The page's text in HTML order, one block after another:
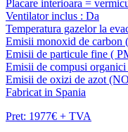
Placare interioara =
Ventilator inclus : Da
Temperatura gazelor la
Emisii monoxid de carbon
Emisii de particule fine (
Emisii de compusi
Emisii de oxizi de azot
Fabricat in Spania
Pret: 1977€ + TVA